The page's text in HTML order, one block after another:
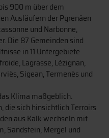
900 m über dem
Ausläufern der Pyrenäen
und Narbonne,
Die 87 Gemeinden sind
in 11 Untergebiete
Lagrasse, Lézignan,
Sigean, Termenès und
Klima maßgeblich.
die sich hinsichtlich Terroirs
aus Kalk wechseln mit
Sandstein, Mergel und